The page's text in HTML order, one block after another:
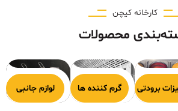
کارخانه کیچن
محصولات
برودتی گرم کننده ها لوازم جانبی